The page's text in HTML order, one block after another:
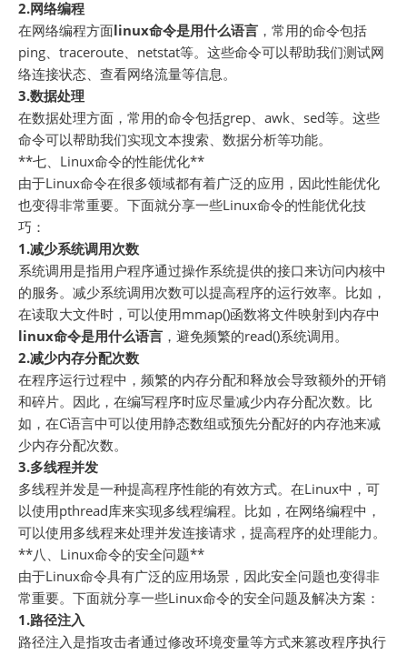
2.网络编程
在网络编程方面linux命令是用什么语言 ，常用的命令包括
ping、traceroute、netstat等。这些命令可以帮助我们测试网
络连接状态、查看网络流量等信息。
3.数据处理
在数据处理方面，常用的命令包括grep、awk、sed等。这些
命令可以帮助我们实现文本搜索、数据分析等功能。
**七、Linux命令的性能优化**
由于Linux命令在很多领域都有着广泛的应用，因此性能优化
也变得非常重要。下面就分享一些Linux命令的性能优化技
巧：
1.减少系统调用次数
系统调用是指用户程序通过操作系统提供的接口来访问内核中
的服务。减少系统调用次数可以提高程序的运行效率。比如，
在读取大文件时，可以使用mmap()函数将文件映射到内存中
linux命令是用什么语言 ，避免频繁的read()系统调用。
2.减少内存分配次数
在程序运行过程中，频繁的内存分配和释放会导致额外的开销
和碎片。因此，在编写程序时应尽量减少内存分配次数。比
如，在C语言中可以使用静态数组或预先分配好的内存池来减
少内存分配次数。
3.多线程并发
多线程并发是一种提高程序性能的有效方式。在Linux中，可
以使用pthread库来实现多线程编程。比如，在网络编程中，
可以使用多线程来处理并发连接请求，提高程序的处理能力。
**八、Linux命令的安全问题**
由于Linux命令具有广泛的应用场景，因此安全问题也变得非
常重要。下面就分享一些Linux命令的安全问题及解决方案：
1.路径注入
路径注入是指攻击者通过修改环境变量等方式来篡改程序执行